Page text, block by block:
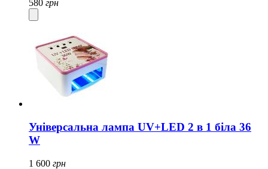
580 грн
Універсальна лампа UV+LED 2 в 1 біла 36
W
1 600 грн